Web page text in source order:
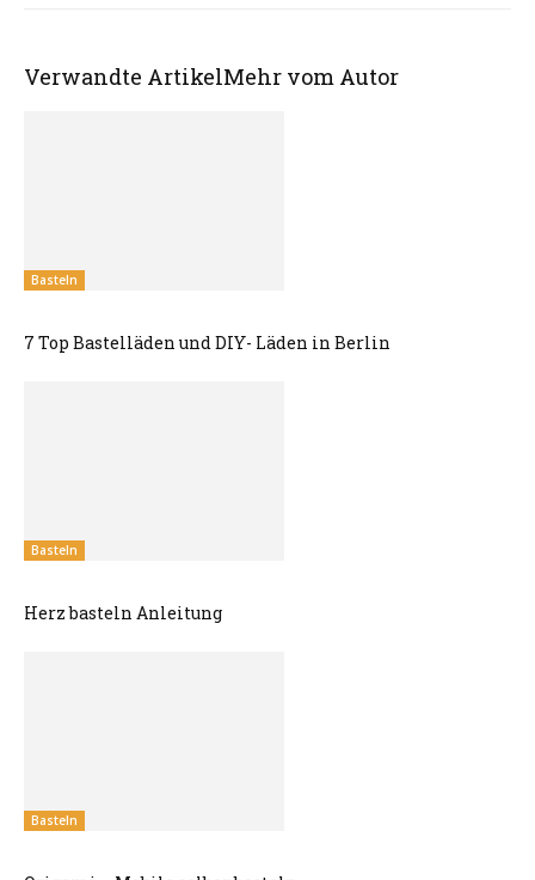
Verwandte ArtikelMehr vom Autor
Basteln
7 Top Bastelläden und DIY- Läden in Berlin
Basteln
Herz basteln Anleitung
Basteln